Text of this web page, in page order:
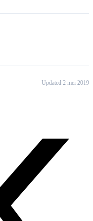
Updated 2 mei 2019